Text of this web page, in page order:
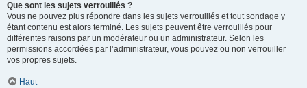
Que sont les sujets verrouillés ?
Vous ne pouvez plus répondre dans les sujets verrouillés et tout sondage y
étant contenu est alors terminé. Les sujets peuvent être verrouillés pour
différentes raisons par un modérateur ou un administrateur. Selon les
permissions accordées par l’administrateur, vous pouvez ou non verrouiller
vos propres sujets.
Haut